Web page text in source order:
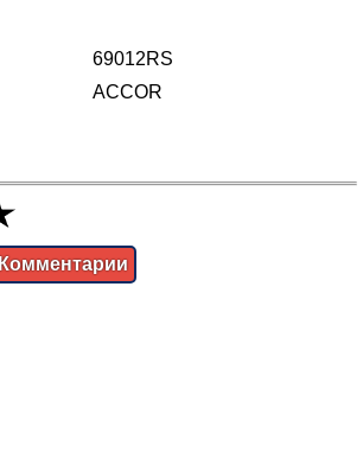
69012RS
ACCOR
Комментарии